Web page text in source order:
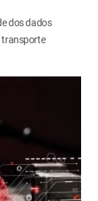
dos dados
transporte